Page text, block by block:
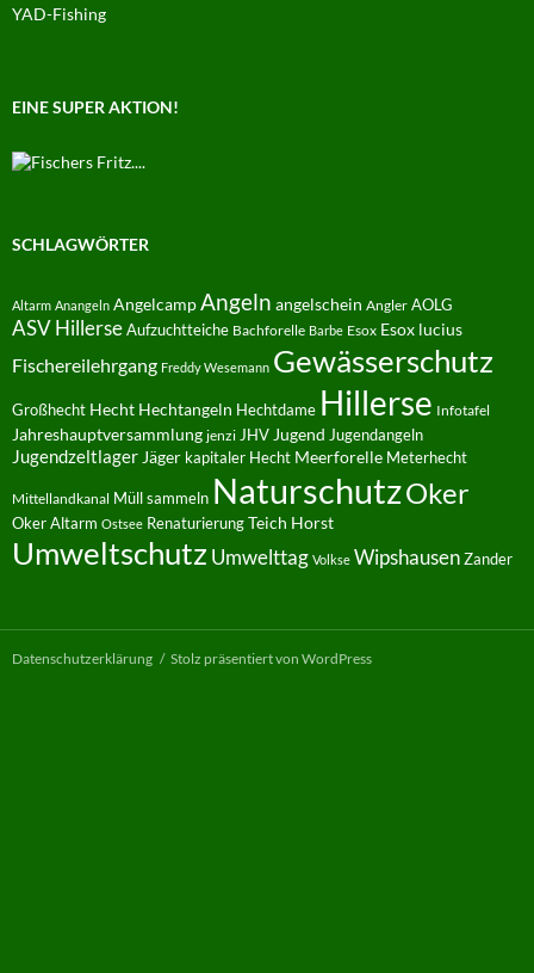
YAD-Fishing
EINE SUPER AKTION!
SCHLAGWÖRTER
Altarm Anangeln AngelcampAngeln angelschein Angler AOLG
ASV HillerseAufzuchtteiche Bachforelle Barbe Esox Esox lucius
Fischereilehrgang Freddy Wesemann Gewässerschutz
Großhecht Hecht Hechtangeln Hechtdame Hillerse Infotafel
Jahreshauptversammlung jenzi JHVJugend Jugendangeln
JugendzeltlagerJäger kapitaler Hecht Meerforelle Meterhecht
Mittellandkanal Müll sammeln NaturschutzOker
Oker Altarm Ostsee RenaturierungTeich Horst
Umweltschutz Umwelttag Volkse WipshausenZander
Datenschutzerklärung Stolz präsentiert von WordPress